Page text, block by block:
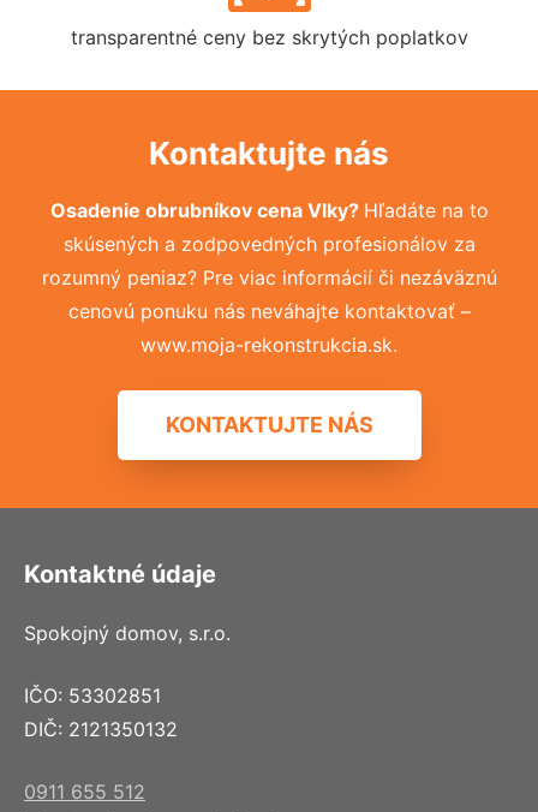
transparentné ceny bez skrytých poplatkov
Kontaktujte nás
Osadenie obrubníkov cena Vlky? Hľadáte na to
skúsených a zodpovedných profesionálov za
rozumný peniaz? Pre viac informácií či nezáväznú
cenovú ponuku nás neváhajte kontaktovať –
www.moja-rekonstrukcia.sk.
KONTAKTUJTE NÁS
Kontaktné údaje
Spokojný domov, s.r.o.
IČO: 53302851
DIČ: 2121350132
0911 655 512